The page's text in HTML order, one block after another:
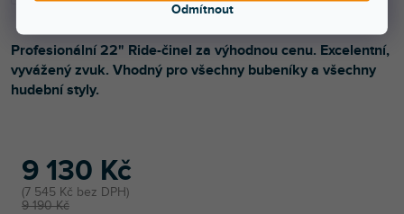
Odmítnout
9 190 Kč
9 130 Kč
7 545 Kč bez DPH
Profesionální 22" Ride-činel za výhodnou cenu. Excelentní,
vyvážený zvuk. Vhodný pro všechny bubeníky a všechny
hudební styly.